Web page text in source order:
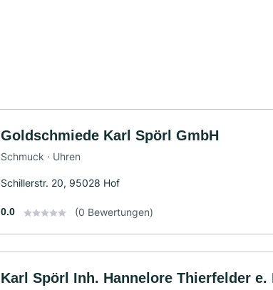
Goldschmiede Karl Spörl GmbH
Schmuck · Uhren
Schillerstr. 20, 95028 Hof
0.0 (0 Bewertungen)
Karl Spörl Inh. Hannelore Thierfelder e.